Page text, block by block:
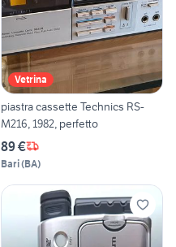
Vetrina
piastra cassette Technics RS-
M216, 1982, perfetto
89 €
Bari(BA)